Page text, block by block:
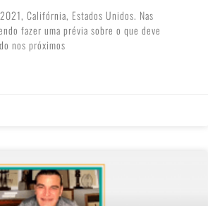
Califórnia, Estados Unidos. Nas
fazer uma prévia sobre o que deve
nos próximos